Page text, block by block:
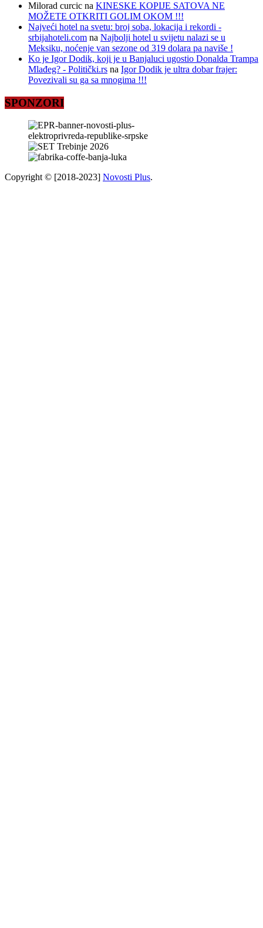
Milorad curcic na KINESKE KOPIJE SATOVA NE
MOŽETE OTKRITI GOLIM OKOM !!!
Najveći hotel na svetu: broj soba, lokacija i rekordi -
srbijahoteli.com na Najbolji hotel u svijetu nalazi se u
Meksiku, noćenje van sezone od 319 dolara pa naviše !
Ko je Igor Dodik, koji je u Banjaluci ugostio Donalda Trampa
Mlađeg? - Politički.rs na Igor Dodik je ultra dobar frajer:
Povezivali su ga sa mnogima !!!
SPONZORI
Copyright © [2018-2023] Novosti Plus.